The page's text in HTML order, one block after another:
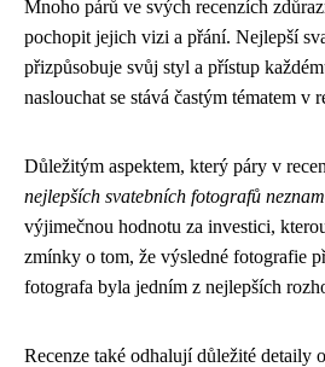
Mnoho párů ve svých recenzích
pochopit jejich vizi a přání. Nejlepší
přizpůsobuje svůj styl a přístup
naslouchat se stává častým tématem
Důležitým aspektem, který páry v
nejlepších svatebních fotografů
výjimečnou hodnotu za investici,
zmínky o tom, že výsledné fotografie
fotografa byla jedním z nejlepších
Recenze také odhalují důležité